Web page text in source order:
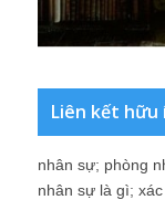
Liên kết hữu
nhân sự; phòng
nhân sự là gì;